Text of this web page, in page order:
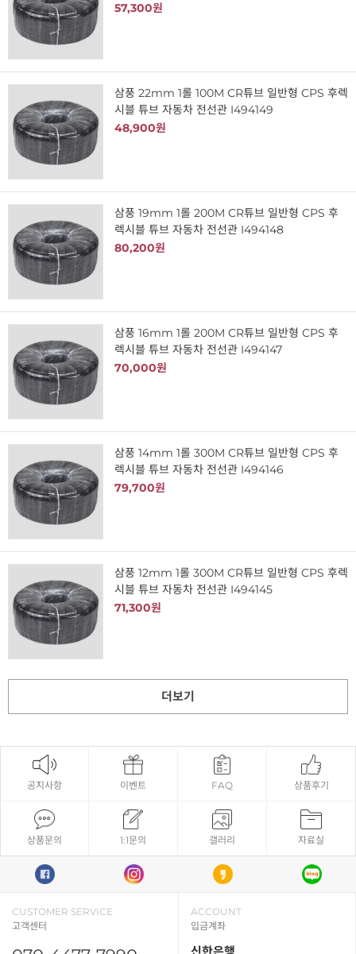
57,300원
삼풍 22mm 1롤 100M CR튜브 일반형 CPS 후렉
시블 튜브 자동차 전선관 I494149
48,900원
삼풍 19mm 1롤 200M CR튜브 일반형 CPS 후
렉시블 튜브 자동차 전선관 I494148
80,200원
삼풍 16mm 1롤 200M CR튜브 일반형 CPS 후
렉시블 튜브 자동차 전선관 I494147
70,000원
삼풍 14mm 1롤 300M CR튜브 일반형 CPS 후
렉시블 튜브 자동차 전선관 I494146
79,700원
삼풍 12mm 1롤 300M CR튜브 일반형 CPS 후렉
시블 튜브 자동차 전선관 I494145
71,300원
더보기
공지사항 이벤트 FAQ 상품후기
상품문의 1:1문의 갤러리 자료실
CUSTOMER SERVICE
고객센터
ACCOUNT
입금계좌